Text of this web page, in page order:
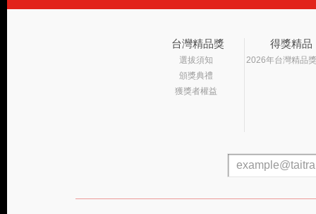
台灣精品獎
選拔須知
頒獎典禮
獲獎者權益
得獎精品
2026年台灣精品